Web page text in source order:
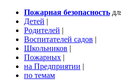
Пожарная безопасность
Детей |
Родителей |
Воспитателей садов |
Школьников |
Пожарных |
на Предприятии |
по темам